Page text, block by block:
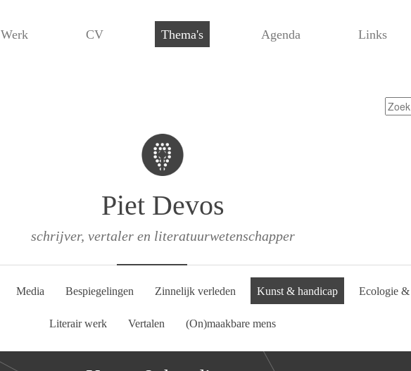
Werk CV Thema's Agenda Links
Piet Devos
schrijver, vertaler en literatuurwetenschapper
Media Bespiegelingen Zinnelijk verleden Kunst & handicap Ecologie &
Literair werk Vertalen (On)maakbare mens